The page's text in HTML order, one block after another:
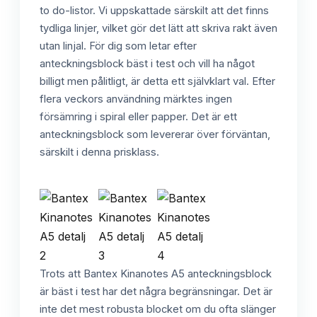
to do-listor. Vi uppskattade särskilt att det finns
tydliga linjer, vilket gör det lätt att skriva rakt även
utan linjal. För dig som letar efter
anteckningsblock bäst i test och vill ha något
billigt men pålitligt, är detta ett självklart val. Efter
flera veckors användning märktes ingen
försämring i spiral eller papper. Det är ett
anteckningsblock som levererar över förväntan,
särskilt i denna prisklass.
Trots att Bantex Kinanotes A5 anteckningsblock
är bäst i test har det några begränsningar. Det är
inte det mest robusta blocket om du ofta slänger